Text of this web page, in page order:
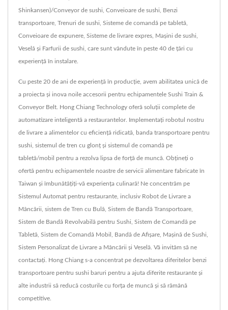
Shinkansen)/Conveyor de sushi, Conveioare de sushi, Benzi
transportoare, Trenuri de sushi, Sisteme de comandă pe tabletă,
Conveioare de expunere, Sisteme de livrare expres, Mașini de sushi,
Veselă și Farfurii de sushi, care sunt vândute în peste 40 de țări cu
experiență în instalare.
Cu peste 20 de ani de experiență în producție, avem abilitatea unică de
a proiecta și inova noile accesorii pentru echipamentele Sushi Train &
Conveyor Belt. Hong Chiang Technology oferă soluții complete de
automatizare inteligentă a restaurantelor. Implementați robotul nostru
de livrare a alimentelor cu eficiență ridicată, banda transportoare pentru
sushi, sistemul de tren cu glonț și sistemul de comandă pe
tabletă/mobil pentru a rezolva lipsa de forță de muncă. Obțineți o
ofertă pentru echipamentele noastre de servicii alimentare fabricate în
Taiwan și îmbunătățiți-vă experiența culinară! Ne concentrăm pe
Sistemul Automat pentru restaurante, inclusiv Robot de Livrare a
Mâncării, sistem de Tren cu Bulă, Sistem de Bandă Transportoare,
Sistem de Bandă Revolvabilă pentru Sushi, Sistem de Comandă pe
Tabletă, Sistem de Comandă Mobil, Bandă de Afișare, Mașină de Sushi,
Sistem Personalizat de Livrare a Mâncării și Veselă. Vă invităm să ne
contactați. Hong Chiang s-a concentrat pe dezvoltarea diferitelor benzi
transportoare pentru sushi baruri pentru a ajuta diferite restaurante și
alte industrii să reducă costurile cu forța de muncă și să rămână
competitive.